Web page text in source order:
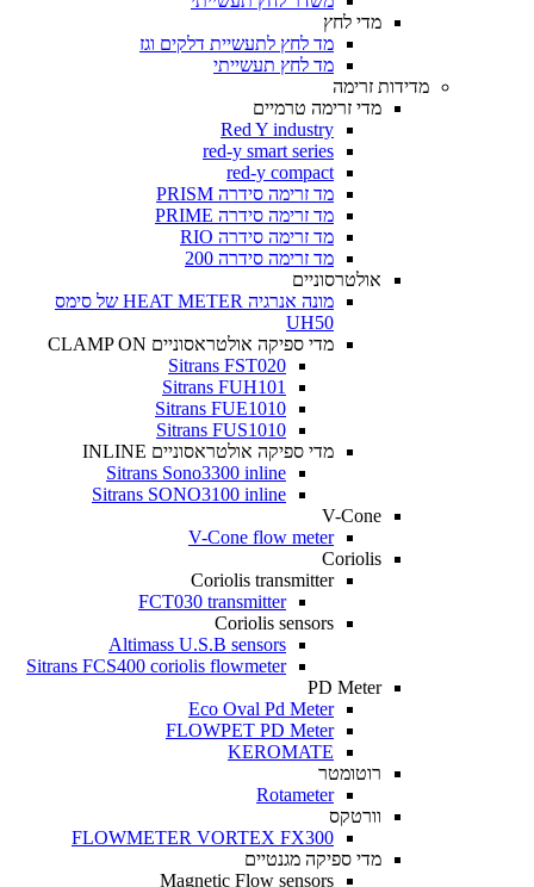
מדי לחץ
מד לחץ לתעשיית דלקים וגז
מד לחץ תעשייתי
מדידות זרימה
מדי זרימה טרמיים
Red Y industry
red-y smart series
red-y compact
מד זרימה סידרה PRISM
מד זרימה סידרה PRIME
מד זרימה סידרה RIO
מד זרימה סידרה 200
אולטרסוניים
מונה אנרגיה HEAT METER של סימס
UH50
מדי ספיקה אולטראסוניים CLAMP ON
Sitrans FST020
Sitrans FUH101
Sitrans FUE1010
Sitrans FUS1010
מדי ספיקה אולטראסוניים INLINE
Sitrans Sono3300 inline
Sitrans SONO3100 inline
V-Cone
V-Cone flow meter
Coriolis
Coriolis transmitter
FCT030 transmitter
Coriolis sensors
Altimass U.S.B sensors
Sitrans FCS400 coriolis flowmeter
PD Meter
Eco Oval Pd Meter
FLOWPET PD Meter
KEROMATE
רוטומטר
Rotameter
וורטקס
FLOWMETER VORTEX FX300
מדי ספיקה מגנטיים
Magnetic Flow sensors